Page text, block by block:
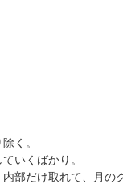
く。
いくばかり。
部だけ取れて、月の